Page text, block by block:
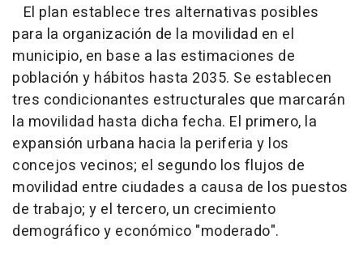
El plan establece tres alternativas posibles
para la organización de la movilidad en el
municipio, en base a las estimaciones de
población y hábitos hasta 2035. Se establecen
tres condicionantes estructurales que marcarán
la movilidad hasta dicha fecha. El primero, la
expansión urbana hacia la periferia y los
concejos vecinos; el segundo los flujos de
movilidad entre ciudades a causa de los puestos
de trabajo; y el tercero, un crecimiento
demográfico y económico "moderado".